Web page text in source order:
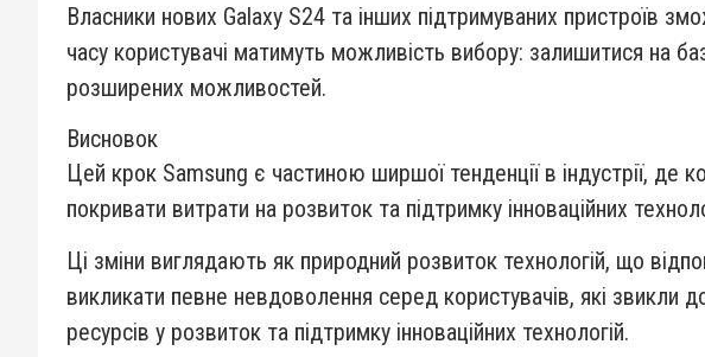
Власники нових Galaxy S24 та інших підтримуваних пристроїв
часу користувачі матимуть можливість вибору: залишитися на
розширених можливостей.
Висновок
Цей крок Samsung є частиною ширшої тенденції в індустрії, де
покривати витрати на розвиток та підтримку інноваційних
Ці зміни виглядають як природний розвиток технологій, що
викликати певне невдоволення серед користувачів, які звикли
ресурсів у розвиток та підтримку інноваційних технологій.